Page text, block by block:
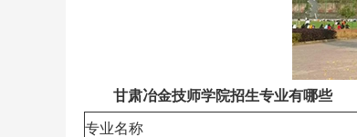
甘肃冶金技师学院招生专业有哪些
专业名称